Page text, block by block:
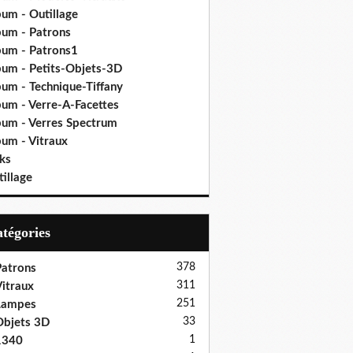
- Outillage
- Patrons
- Patrons1
- Petits-Objets-3D
- Technique-Tiffany
- Verre-A-Facettes
- Verres Spectrum
- Vitraux
378
311
251
3D 33
1